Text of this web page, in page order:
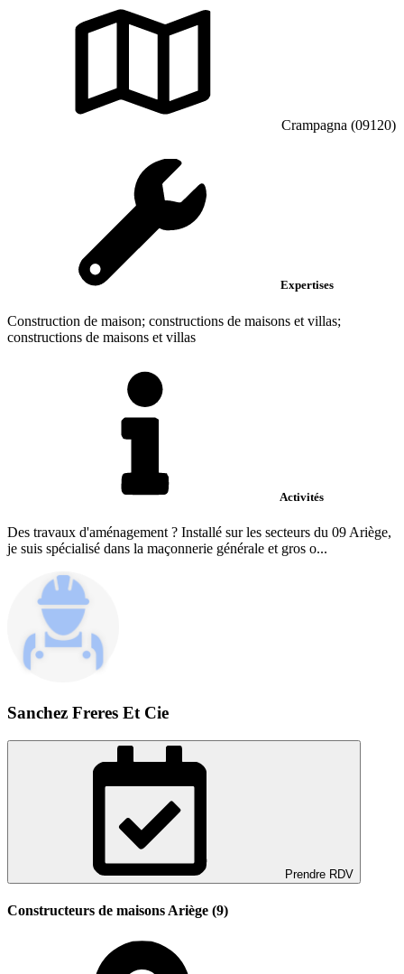
Crampagna (09120)
Expertises
Construction de maison; constructions de maisons et villas;
constructions de maisons et villas
Activités
Des travaux d'aménagement ? Installé sur les secteurs du 09 Ariège,
je suis spécialisé dans la maçonnerie générale et gros o...
Sanchez Freres Et Cie
Prendre RDV
Constructeurs de maisons Ariège (9)